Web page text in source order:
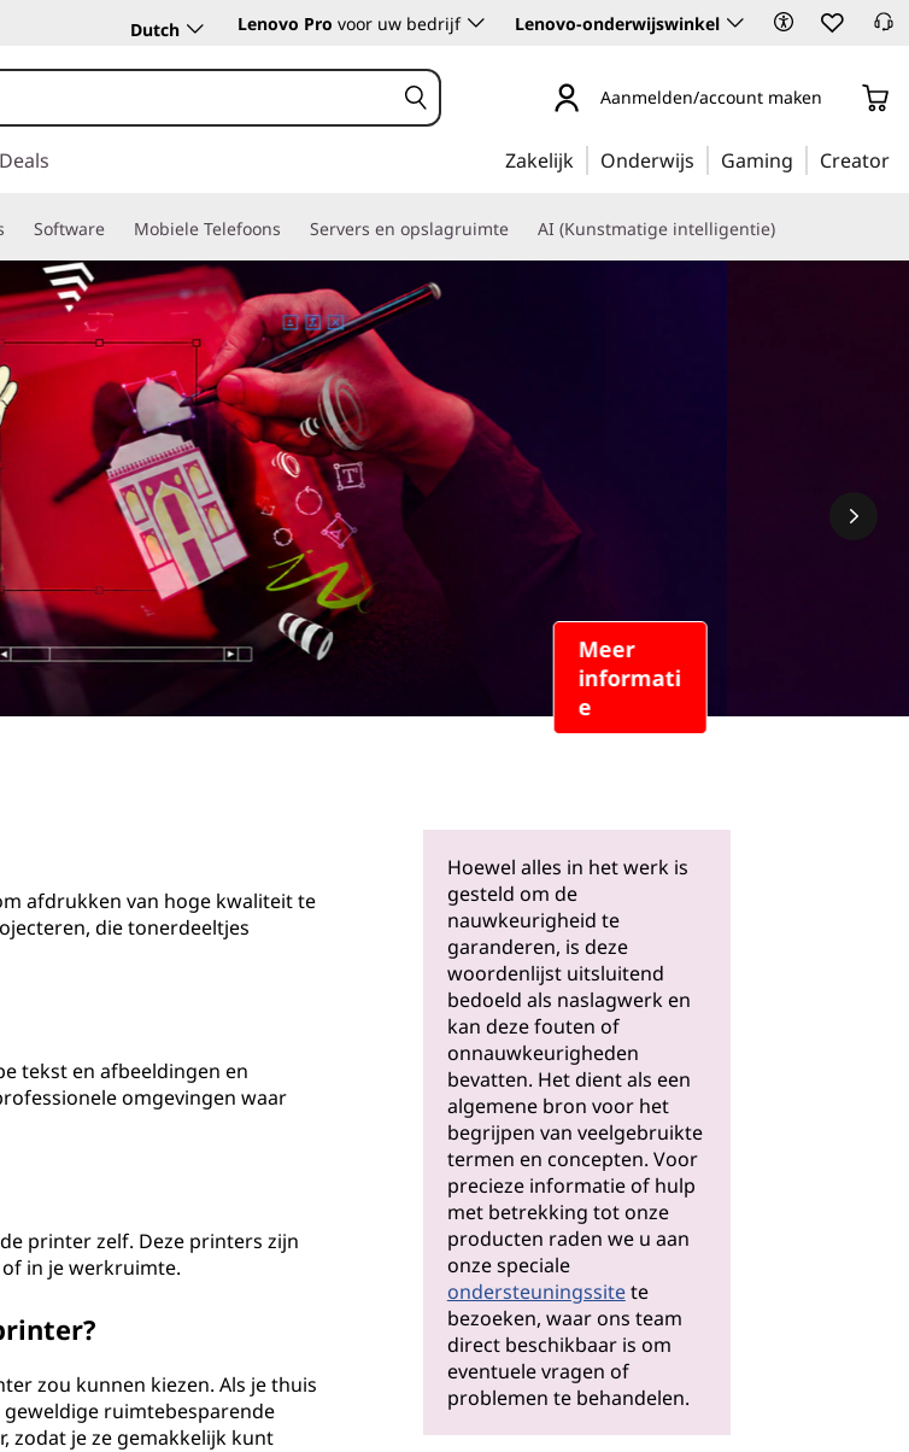
Dutch Lenovo Pro voor uw bedrijf Lenovo-onderwijswinkel
Aanmelden/account maken
Deals Zakelijk Onderwijs Gaming Creator
Software Mobiele Telefoons Servers en opslagruimte AI (Kunstmatige intelligentie)
afdrukken van hoge kwaliteit te
die tonerdeeltjes
tekst en afbeeldingen en
omgevingen waar
printer zelf. Deze printers zijn
in je werkruimte.
zou kunnen kiezen. Als je thuis
ruimtebesparende
zodat je ze gemakkelijk kunt
Hoewel alles in het werk is
gesteld om de
nauwkeurigheid te
garanderen, is deze
woordenlijst uitsluitend
bedoeld als naslagwerk en
kan deze fouten of
onnauwkeurigheden
bevatten. Het dient als een
algemene bron voor het
begrijpen van veelgebruikte
termen en concepten. Voor
precieze informatie of hulp
met betrekking tot onze
producten raden we u aan
onze speciale
ondersteuningssitete
bezoeken, waar ons team
direct beschikbaar is om
eventuele vragen of
problemen te behandelen.